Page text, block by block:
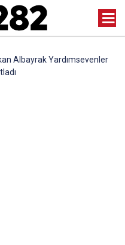
Albayrak Yardımsevenler